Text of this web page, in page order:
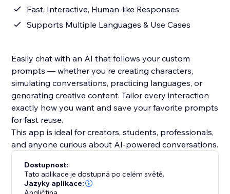
Fast, Interactive, Human-like Responses
Supports Multiple Languages & Use Cases
Easily chat with an AI that follows your custom
prompts — whether you're creating characters,
simulating conversations, practicing languages, or
generating creative content. Tailor every interaction
exactly how you want and save your favorite prompts
for fast reuse.
This app is ideal for creators, students, professionals,
and anyone curious about AI-powered conversations.
Dostupnost:
Tato aplikace je dostupná po celém světě.
Jazyky aplikace: